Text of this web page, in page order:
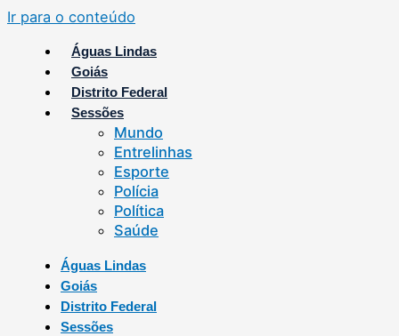
Ir para o conteúdo
Águas Lindas
Goiás
Distrito Federal
Sessões
Mundo
Entrelinhas
Esporte
Polícia
Política
Saúde
Águas Lindas
Goiás
Distrito Federal
Sessões